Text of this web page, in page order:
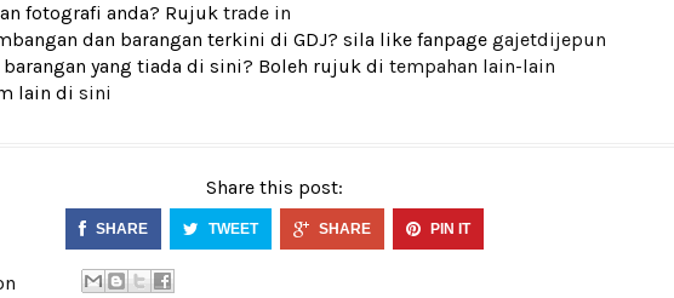
fotografi anda? Rujuk trade in
dan barangan terkini di GDJ? sila like fanpage gajetdijepun
yang tiada di sini? Boleh rujuk di tempahan lain-lain
lain di sini
Share this post:
SHARE TWEET SHARE PIN IT